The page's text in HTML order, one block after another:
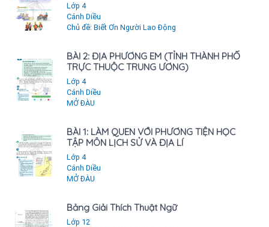
Lớp 4
Cánh Diều
Chủ đề: Biết Ơn Người Lao Động
BÀI 2: ĐỊA PHƯƠNG EM (TỈNH THÀNH PHỐ
TRỰC THUỘC TRUNG ƯƠNG)
Lớp 4
Cánh Diều
MỞ ĐÀU
BÀI 1: LÀM QUEN VỚI PHƯƠNG TIỆN HỌC
TẬP MÔN LỊCH SỬ VÀ ĐỊA LÍ
Lớp 4
Cánh Diều
MỞ ĐÀU
Bảng Giải Thích Thuật Ngữ
Lớp 12